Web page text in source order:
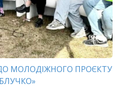
МОЛОДІЖНОГО ПРОЄКТУ